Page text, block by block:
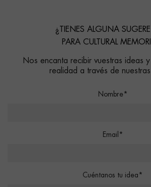
¿TIENES ALGUNA
PARA CULTURAL
Nos encanta recibir vuestras ideas
realidad a través de
Nombre*
Email*
Cuéntanos tu idea*